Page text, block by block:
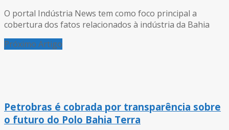
O portal Indústria News tem como foco principal a
cobertura dos fatos relacionados à indústria da Bahia
Próximo Artigo
Petrobras é cobrada por transparência sobre
o futuro do Polo Bahia Terra